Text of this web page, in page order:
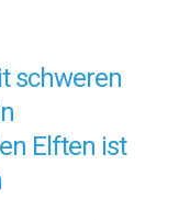
schweren
Elften ist